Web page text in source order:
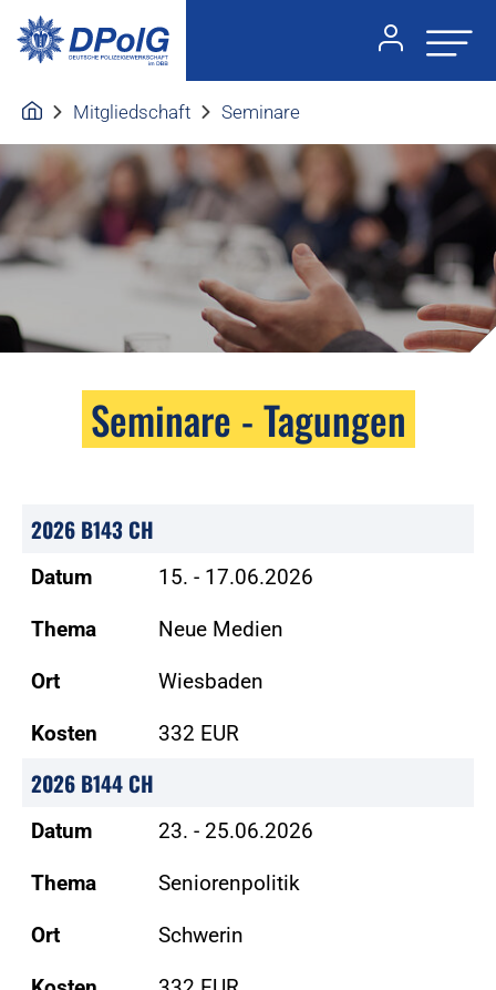
Mitgliedschaft Seminare
Seminare - Tagungen
2026 B143 CH
Datum 15. - 17.06.2026
Thema Neue Medien
Ort Wiesbaden
Kosten 332 EUR
2026 B144 CH
Datum 23. - 25.06.2026
Thema Seniorenpolitik
Ort Schwerin